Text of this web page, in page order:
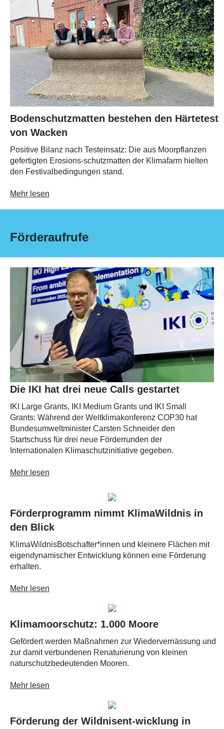
Bodenschutzmatten bestehen den Härtetest
von Wacken
Positive Bilanz nach Testeinsatz: Die aus Moorpflanzen
gefertigten Erosions-schutzmatten der Klimafarm hielten
den Festivalbedingungen stand.
Mehr lesen
Förderaufrufe
Die IKI hat drei neue Calls gestartet
IKI Large Grants, IKI Medium Grants und IKI Small
Grants: Während der Weltklimakonferenz COP30 hat
Bundesumweltminister Carsten Schneider den
Startschuss für drei neue Förderrunden der
Internationalen Klimaschutzinitiative gegeben.
Mehr lesen
Förderprogramm nimmt KlimaWildnis in
den Blick
KlimaWildnisBotschafter*innen und kleinere Flächen mit
eigendynamischer Entwicklung können eine Förderung
erhalten.
Mehr lesen
Klimamoorschutz: 1.000 Moore
Gefördert werden Maßnahmen zur Wiedervernässung und
zur damit verbundenen Renaturierung von kleinen
naturschutzbedeutenden Mooren.
Mehr lesen
Förderung der Wildnisent-wicklung in